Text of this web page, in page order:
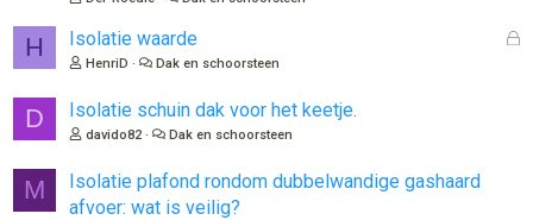
o
H
G
Isolatie waarde
HenriD Dak en schoorsteen
D Isolatie schuin dak voor het keetje.
davido82 Dak en schoorsteen
M
Isolatie plafond rondom dubbelwandige gashaard
afvoer: wat is veilig?